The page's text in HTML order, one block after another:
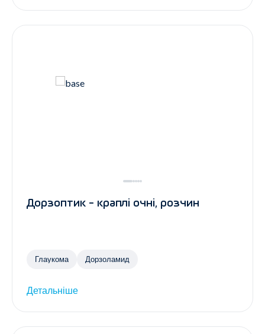
Дорзоптик - краплі очні, розчин
Глаукома Дорзоламид
Детальніше